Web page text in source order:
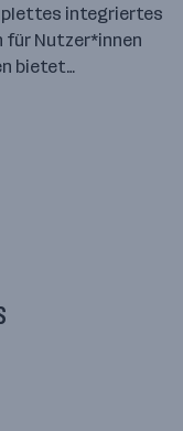
integriertes
für Nutzer*innen
bietet…